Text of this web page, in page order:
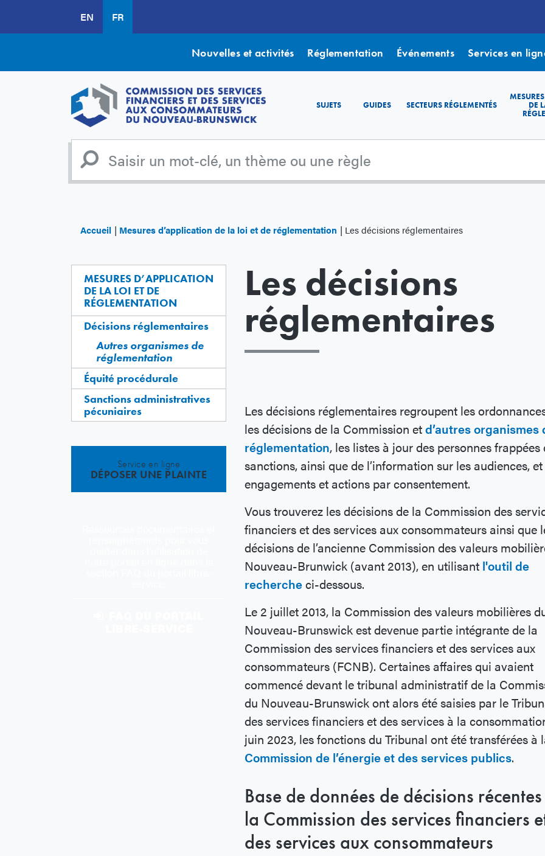
contenu
EN FR
Nouvelles et activités Réglementation Événements Services en
SUJETS GUIDES SECTEURS RÉGLEMENTÉS
DE
Accueil Mesures d’application de la loi et de réglementation Les décisions réglementaires
MESURES D’APPLICATION
DE LA LOI ET DE
RÉGLEMENTATION
Décisions réglementaires
Autres organismes de
réglementation
Équité procédurale
Sanctions administratives
pécuniaires
Service en ligne
DÉPOSER UNE PLAINTE
Les décisions
réglementaires
Les décisions réglementaires regroupent les
les décisions de la Commission etd’autres organismes
réglementation, les listes à jour des personnes frappées
sanctions, ainsi que de l’information sur les audiences,
engagements et actions par consentement.
Vous trouverez les décisions de la Commission des
financiers et des services aux consommateurs ainsi que
décisions de l’ancienne Commission des valeurs
Nouveau-Brunwick (avant 2013), en utilisant l'outil de
rechercheci-dessous.
Le 2 juillet 2013, la Commission des valeurs mobilières
Nouveau-Brunswick est devenue partie intégrante de la
Commission des services financiers et des services aux
consommateurs (FCNB). Certaines affaires qui avaient
commencé devant le tribunal administratif de la
du Nouveau-Brunswick ont alors été saisies par le
des services financiers et des services à la
juin 2023, les fonctions du Tribunal ont été transférées à
Commission de l’énergie et des services publics.
Base de données de décisions
la Commission des services financiers
des services aux consommateurs